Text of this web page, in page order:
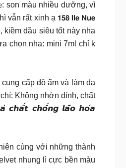
son màu nhiều dưỡng, vì
rất xinh ạ 𝟭𝟱𝟴 𝗜𝗹𝗲 𝗡𝘂𝗲
kiềm dầu siêu tốt này nha
chọn nha: mini 7ml chỉ k
cấp độ ẩm và làm da
Không nhờn dính, chất
𝙘𝙝𝙖̂́𝙩 𝙘𝙝𝙤̂́𝙣𝙜 𝙡𝙖̃𝙤 𝙝𝙤́𝙖
cùng với những thành
nhung lì cực bền màu